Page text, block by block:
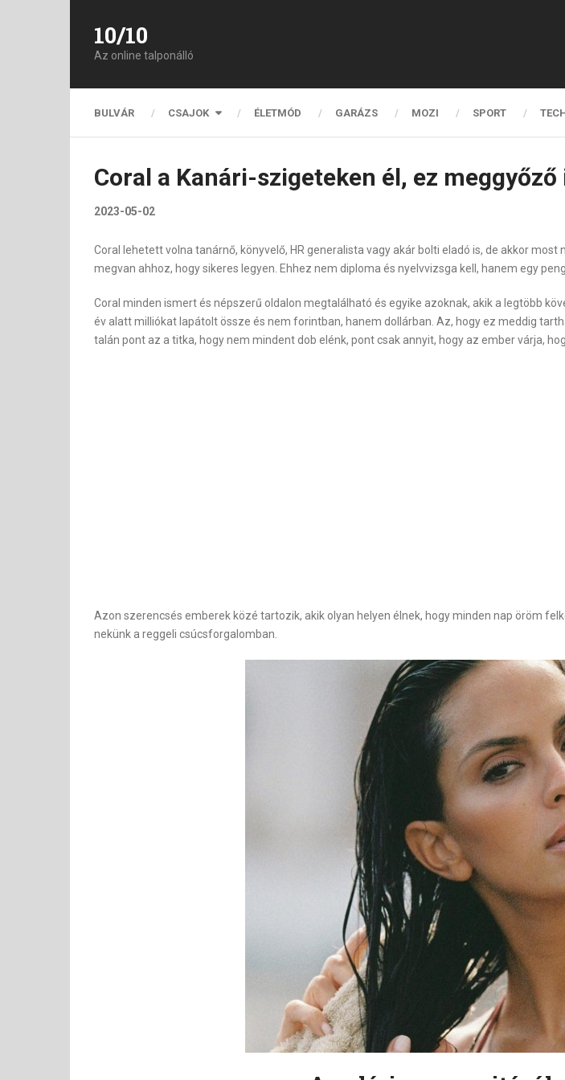
10/10
Az online talponálló
BULVÁR CSAJOK ÉLETMÓD GARÁZS MOZI SPORT
Coral a Kanári-szigeteken él, ez
2023-05-02
Coral lehetett volna tanárnő, könyvelő, HR generalista vagy akár bolti eladó is, de akkor
megvan ahhoz, hogy sikeres legyen. Ehhez nem diploma és nyelvvizsga kell, hanem egy
Coral minden ismert és népszerű oldalon megtalálható és egyike azoknak, akik a legtöbb
év alatt milliókat lapátolt össze és nem forintban, hanem dollárban. Az, hogy ez meddig
talán pont az a titka, hogy nem mindent dob elénk, pont csak annyit, hogy az ember várja,
Azon szerencsés emberek közé tartozik, akik olyan helyen élnek, hogy minden nap öröm
nekünk a reggeli csúcsforgalomban.